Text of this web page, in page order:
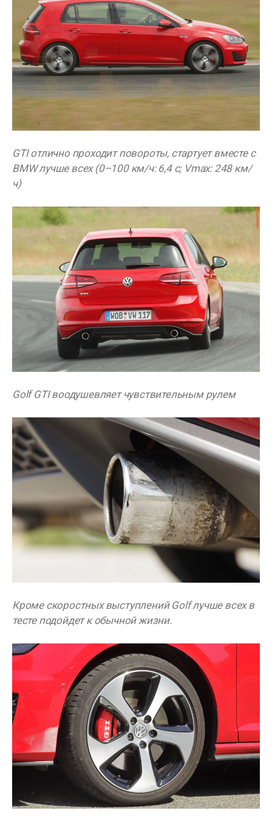
GTI отлично проходит повороты, стартует вместе с
BMW лучше всех (0–100 км/ч: 6,4 с; Vmax: 248 км/
ч)
Golf GTI воодушевляет чувствительным рулем
Кроме скоростных выступлений Golf лучше всех в
тесте подойдет к обычной жизни.